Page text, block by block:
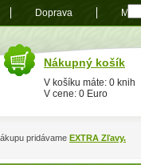
pridávame EXTRA Zľavy.
Nákupný košík
V košíku máte: 0 knih
V cene: 0 Euro
Doprava Mapa